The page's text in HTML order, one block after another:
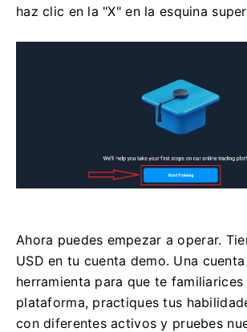
haz clic en la "X" en la esquina
Ahora puedes empezar a operar.
USD en tu cuenta demo. Una
herramienta para que te familiarices
plataforma, practiques tus
con diferentes activos y pruebes